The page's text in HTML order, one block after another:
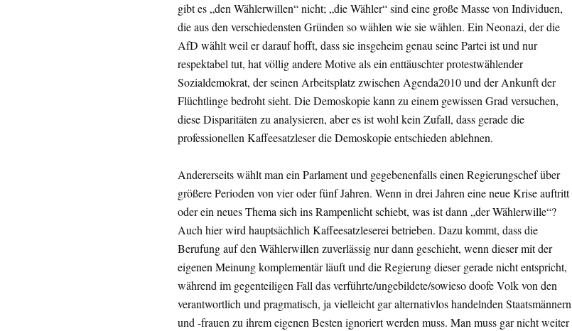
gibt es „den Wählerwillen“ nicht; „die Wähler“ sind eine große Masse von Individuen,
die aus den verschiedensten Gründen so wählen wie sie wählen. Ein Neonazi, der die
AfD wählt weil er darauf hofft, dass sie insgeheim genau seine Partei ist und nur
respektabel tut, hat völlig andere Motive als ein enttäuschter protestwählender
Sozialdemokrat, der seinen Arbeitsplatz zwischen Agenda2010 und der Ankunft der
Flüchtlinge bedroht sieht. Die Demoskopie kann zu einem gewissen Grad versuchen,
diese Disparitäten zu analysieren, aber es ist wohl kein Zufall, dass gerade die
professionellen Kaffeesatzleser die Demoskopie entschieden ablehnen.
Andererseits wählt man ein Parlament und gegebenenfalls einen Regierungschef über
größere Perioden von vier oder fünf Jahren. Wenn in drei Jahren eine neue Krise auftritt
oder ein neues Thema sich ins Rampenlicht schiebt, was ist dann „der Wählerwille“?
Auch hier wird hauptsächlich Kaffeesatzleserei betrieben. Dazu kommt, dass die
Berufung auf den Wählerwillen zuverlässig nur dann geschieht, wenn dieser mit der
eigenen Meinung komplementär läuft und die Regierung dieser gerade nicht entspricht,
während im gegenteiligen Fall das verführte/ungebildete/sowieso doofe Volk von den
verantwortlich und pragmatisch, ja vielleicht gar alternativlos handelnden Staatsmännern
und -frauen zu ihrem eigenen Besten ignoriert werden muss. Man muss gar nicht weiter